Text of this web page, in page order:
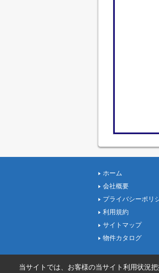
ホーム
会社概要
プライバシーポリ
利用規約
サイトマップ
物件カタログ
当サイトでは、お客様の当サイト利用状況